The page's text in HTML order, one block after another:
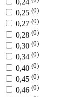
0,25 (0)
0,27 (0)
0,28 (0)
0,30 (0)
0,34 (0)
0,40 (0)
0,45 (0)
0,46 (0)